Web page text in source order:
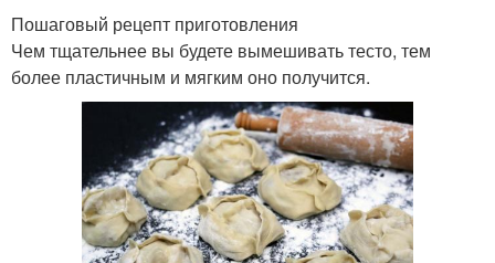
Пошаговый рецепт приготовления
Чем тщательнее вы будете вымешивать тесто, тем
более пластичным и мягким оно получится.